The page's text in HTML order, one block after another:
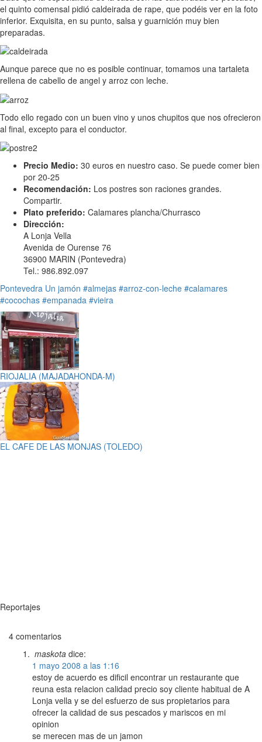
el quinto comensal pidió caldeirada de rape, que podéis ver en la foto
inferior. Exquisita, en su punto, salsa y guarnición muy bien
preparadas.
Aunque parece que no es posible continuar, tomamos una tartaleta
rellena de cabello de angel y arroz con leche.
Todo ello regado con un buen vino y unos chupitos que nos ofrecieron
al final, excepto para el conductor.
Precio Medio: 30 euros en nuestro caso. Se puede comer bien
por 20-25
Recomendación: Los postres son raciones grandes.
Compartir.
Plato preferido: Calamares plancha/Churrasco
Dirección:
A Lonja Vella
Avenida de Ourense 76
36900 MARIN (Pontevedra)
Tel.: 986.892.097
Pontevedra Un jamón #almejas #arroz-con-leche #calamares
#cocochas #empanada #vieira
RIOJALIA (MAJADAHONDA-M)
EL CAFE DE LAS MONJAS (TOLEDO)
Reportajes
4 comentarios
maskota dice:
1 mayo 2008 a las 1:16
estoy de acuerdo es dificil encontrar un restaurante que
reuna esta relacion calidad precio soy cliente habitual de A
Lonja vella y se del esfuerzo de sus propietarios para
ofrecer la calidad de sus pescados y mariscos en mi
opinion
se merecen mas de un jamon